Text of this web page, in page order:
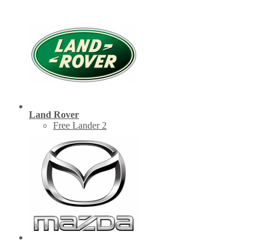
Land Rover
Free Lander 2